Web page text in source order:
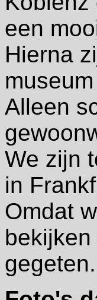
een
Hierna
Alleen
We zijn
in
Omdat
gegeten.